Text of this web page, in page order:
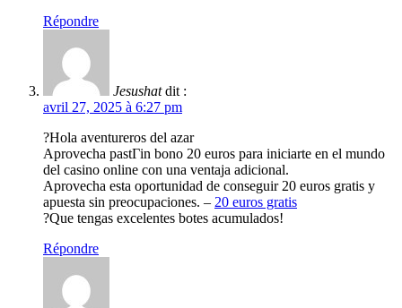
Répondre
Jesushat dit :
avril 27, 2025 à 6:27 pm
?Hola aventureros del azar
Aprovecha pastГіn bono 20 euros para iniciarte en el mundo
del casino online con una ventaja adicional.
Aprovecha esta oportunidad de conseguir 20 euros gratis y
apuesta sin preocupaciones. – 20 euros gratis
?Que tengas excelentes botes acumulados!
Répondre